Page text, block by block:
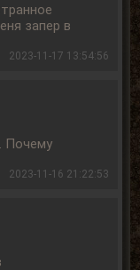
запер в
2023-11-17 13:54:56
Почему
2023-11-16 21:22:53